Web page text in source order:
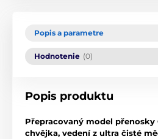
Popis a parametre
Hodnotenie (0)
Popis produktu
Přepracovaný model přenosky
chvějka, vedení z ultra čisté